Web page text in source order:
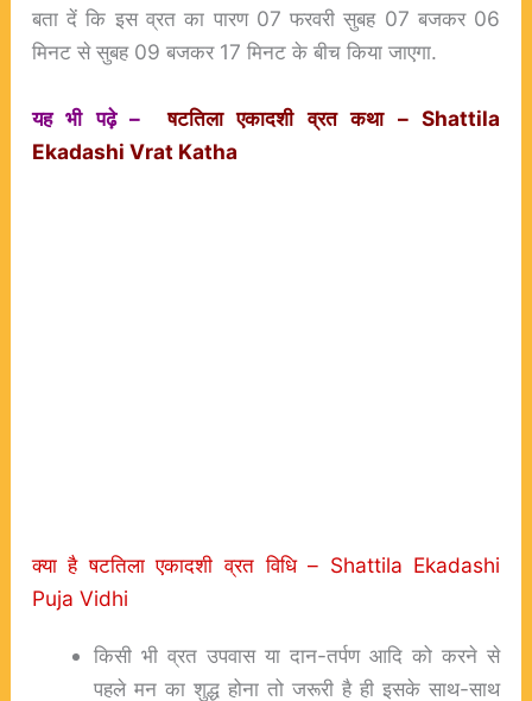
बता दें कि इस व्रत का पारण 07 फरवरी सुबह 07 बजकर 06
मिनट से सुबह 09 बजकर 17 मिनट के बीच किया जाएगा.
यह भी पढ़े –षटतिला एकादशी व्रत कथा – Shattila
Ekadashi Vrat Katha
क्या है षटतिला एकादशी व्रत विधि – Shattila Ekadashi
Puja Vidhi
किसी भी व्रत उपवास या दान-तर्पण आदि को करने से
पहले मन का शुद्ध होना तो जरूरी है ही इसके साथ-साथ